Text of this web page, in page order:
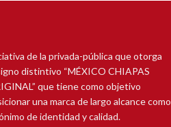
de la privada-pública que otorga
distintivo “MÉXICO CHIAPAS
que tiene como objetivo
una marca de largo alcance como
de identidad y calidad.